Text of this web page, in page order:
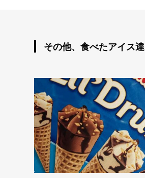
その他、食べたアイス達